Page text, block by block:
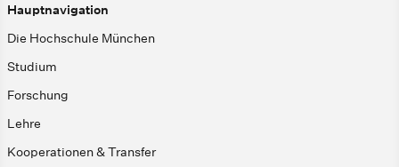
Hauptnavigation
Die Hochschule München
Studium
Forschung
Lehre
Kooperationen & Transfer